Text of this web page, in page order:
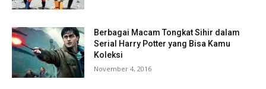
Berbagai Macam Tongkat Sihir dalam
Serial Harry Potter yang Bisa Kamu
Koleksi
November 4, 2016